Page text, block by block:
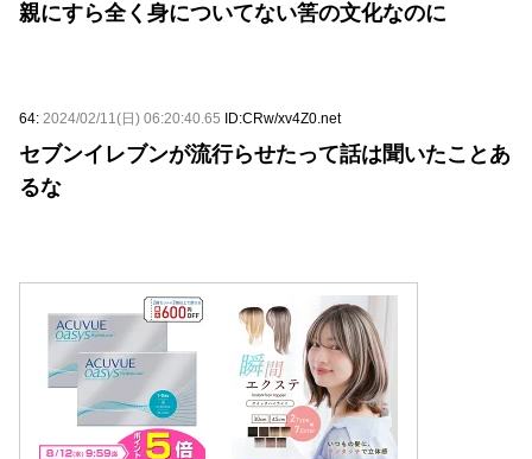
親にすら全く身についてない筈の文化なのに
64: 2024/02/11(日) 06:20:40.65 ID:CRw/xv4Z0.net
セブンイレブンが流行らせたって話は聞いたことあ
るな